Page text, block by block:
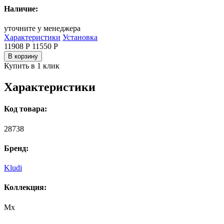
Наличие:
уточните у менеджера
Характеристики Установка
11908 Р 11550 Р
В корзину
Купить в 1 клик
Характеристики
Код товара:
28738
Бренд:
Kludi
Коллекция:
Mx